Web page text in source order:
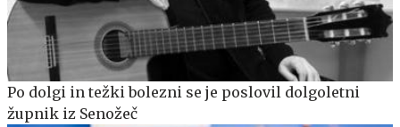
Po dolgi in težki bolezni se je poslovil dolgoletni
župnik iz Senožeč